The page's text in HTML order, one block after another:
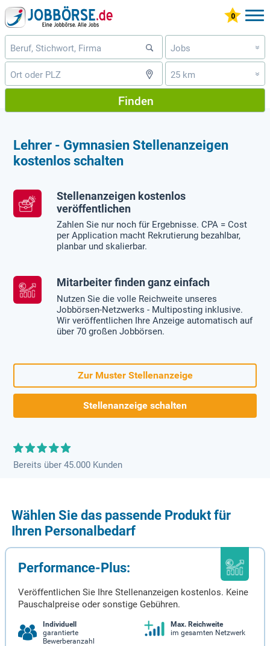
Jobs »
25 km »
Finden
Lehrer - Gymnasien Stellenanzeigen
kostenlos schalten
Stellenanzeigen kostenlos
veröffentlichen
Zahlen Sie nur noch für Ergebnisse. CPA = Cost
per Application macht Rekrutierung bezahlbar,
planbar und skalierbar.
Mitarbeiter finden ganz einfach
Nutzen Sie die volle Reichweite unseres
Jobbörsen-Netzwerks - Multiposting inklusive.
Wir veröffentlichen Ihre Anzeige automatisch auf
über 70 großen Jobbörsen.
Zur Muster Stellenanzeige
Stellenanzeige schalten
Bereits über 45.000 Kunden
Wählen Sie das passende Produkt für
Ihren Personalbedarf
Performance-Plus:
Veröffentlichen Sie Ihre Stellenanzeigen kostenlos. Keine
Pauschalpreise oder sonstige Gebühren.
Individuell
garantierte
Bewerberanzahl
Max. Reichweite
im gesamten Netzwerk